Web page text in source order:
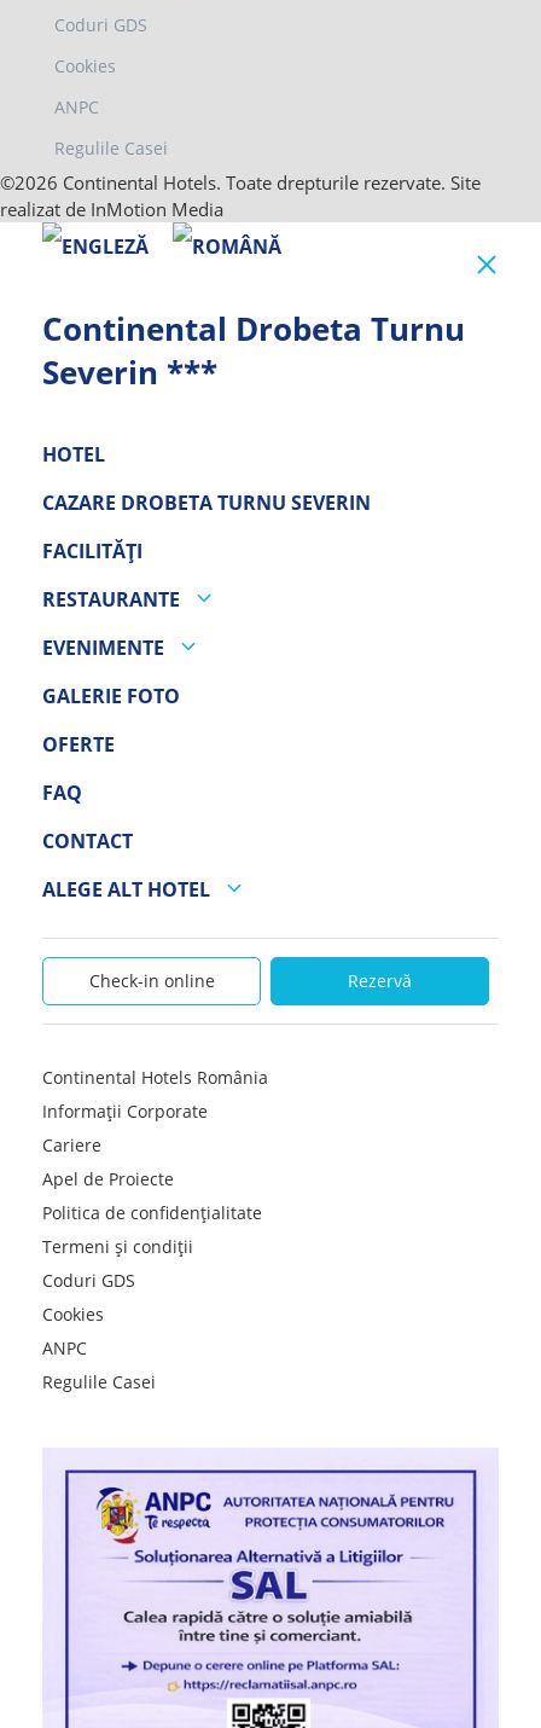
Coduri GDS
Cookies
ANPC
Regulile Casei
©2026 Continental Hotels. Toate drepturile rezervate. Site
realizat de InMotion Media
Continental Drobeta Turnu
Severin ***
HOTEL
CAZARE DROBETA TURNU SEVERIN
FACILITĂȚI
RESTAURANTE
EVENIMENTE
GALERIE FOTO
OFERTE
FAQ
CONTACT
ALEGE ALT HOTEL
Check-in online Rezervă
Continental Hotels România
Informații Corporate
Cariere
Apel de Proiecte
Politica de confidențialitate
Termeni și condiții
Coduri GDS
Cookies
ANPC
Regulile Casei